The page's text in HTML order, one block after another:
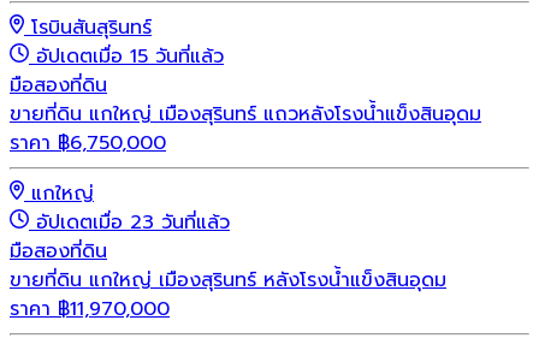
โรบินสันสุรินทร์
อัปเดตเมื่อ 15 วันที่แล้ว
มือสองที่ดิน
ขายที่ดิน แกใหญ่ เมืองสุรินทร์ แถวหลังโรงน้ำแข็งสินอุดม
ราคา ฿6,750,000
แกใหญ่
อัปเดตเมื่อ 23 วันที่แล้ว
มือสองที่ดิน
ขายที่ดิน แกใหญ่ เมืองสุรินทร์ หลังโรงน้ำแข็งสินอุดม
ราคา ฿11,970,000